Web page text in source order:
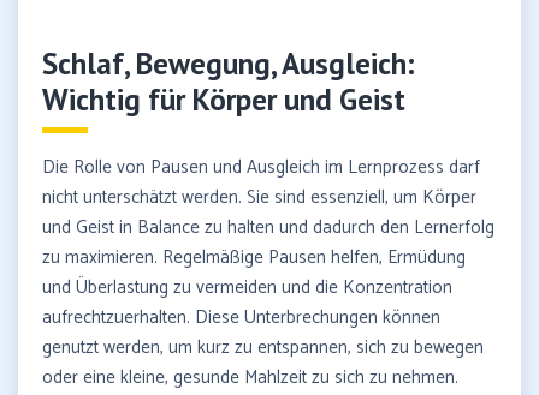
Schlaf, Bewegung, Ausgleich:
Wichtig für Körper und Geist
Die Rolle von Pausen und Ausgleich im Lernprozess darf
nicht unterschätzt werden. Sie sind essenziell, um Körper
und Geist in Balance zu halten und dadurch den Lernerfolg
zu maximieren. Regelmäßige Pausen helfen, Ermüdung
und Überlastung zu vermeiden und die Konzentration
aufrechtzuerhalten. Diese Unterbrechungen können
genutzt werden, um kurz zu entspannen, sich zu bewegen
oder eine kleine, gesunde Mahlzeit zu sich zu nehmen.